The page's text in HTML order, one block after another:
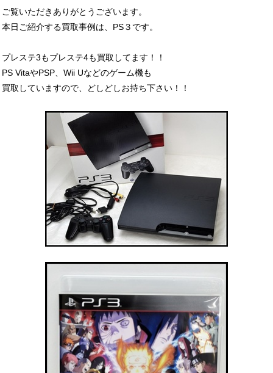
ご覧いただきありがとうございます。
本日ご紹介する買取事例は、PS３です。
プレステ3もプレステ4も買取してます！！
PS VitaやPSP、Wii Uなどのゲーム機も
買取していますので、どしどしお持ち下さい！！